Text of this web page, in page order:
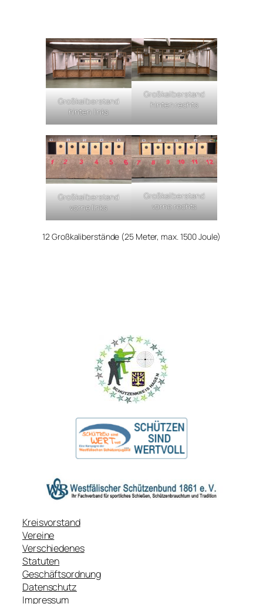
Großkaliberstand
hinten links
Großkaliberstand
hinten rechts
Großkaliberstand
vorne links
Großkaliberstand
vorne rechts
12 Großkaliberstände (25 Meter, max. 1500 Joule)
Kreisvorstand
Vereine
Verschiedenes
Statuten
Geschäftsordnung
Datenschutz
Impressum